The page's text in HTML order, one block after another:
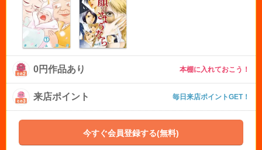
0円作品あり 本棚に入れておこう！
来店ポイント 毎日来店ポイントGET！
今すぐ会員登録する(無料)